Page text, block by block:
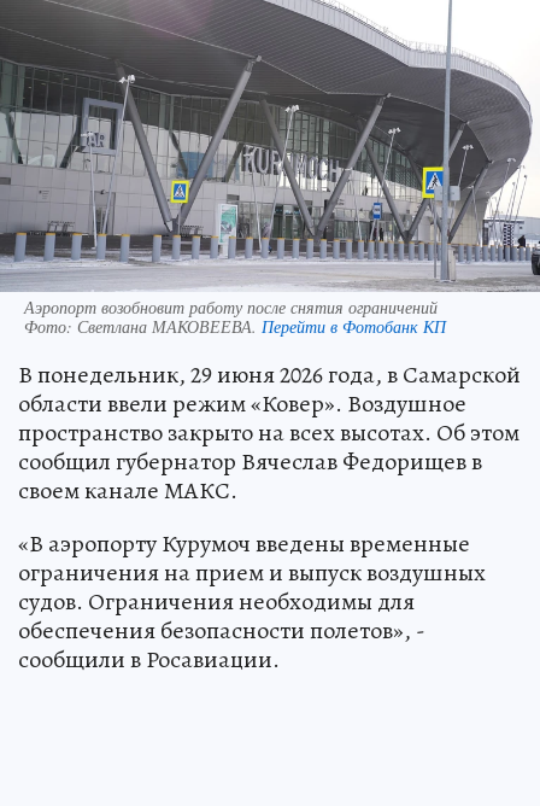
Аэропорт возобновит работу после снятия ограничений
Фото: Светлана МАКОВЕЕВА. Перейти в Фотобанк КП
В понедельник, 29 июня 2026 года, в Самарской
области ввели режим «Ковер». Воздушное
пространство закрыто на всех высотах. Об этом
сообщил губернатор Вячеслав Федорищев в
своем канале МАКС.
«В аэропорту Курумоч введены временные
ограничения на прием и выпуск воздушных
судов. Ограничения необходимы для
обеспечения безопасности полетов», -
сообщили в Росавиации.